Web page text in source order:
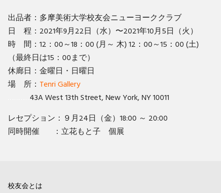
出品者：多摩美術大学校友会ニューヨーククラブ
日 程：2021年9月22日（水）〜2021年10月5日（火）
時 間：12：00～18：00 (月～ 木) 12：00～15：00 (土)
（最終日は15：00まで）
休廊日：金曜日・日曜日
場 所： Tenri Gallery
43A West 13th Street, New York, NY 10011
レセプション：９月24日（金）18:00 ～ 20:00
同時開催 ：立花もと子 個展
校友会とは